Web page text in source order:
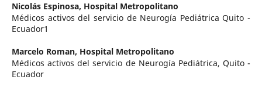
Nicolás Espinosa, Hospital Metropolitano
Médicos activos del servicio de Neurogía Pediátrica Quito -
Ecuador1
Marcelo Roman, Hospital Metropolitano
Médicos activos del servicio de Neurogía Pediátrica, Quito -
Ecuador